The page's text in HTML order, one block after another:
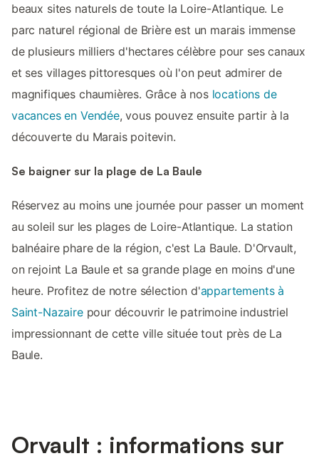
beaux sites naturels de toute la Loire-Atlantique. Le
parc naturel régional de Brière est un marais immense
de plusieurs milliers d'hectares célèbre pour ses canaux
et ses villages pittoresques où l'on peut admirer de
magnifiques chaumières. Grâce à nos locations de
vacances en Vendée, vous pouvez ensuite partir à la
découverte du Marais poitevin.
Se baigner sur la plage de La Baule
Réservez au moins une journée pour passer un moment
au soleil sur les plages de Loire-Atlantique. La station
balnéaire phare de la région, c'est La Baule. D'Orvault,
on rejoint La Baule et sa grande plage en moins d'une
heure. Profitez de notre sélection d'appartements à
Saint-Nazairepour découvrir le patrimoine industriel
impressionnant de cette ville située tout près de La
Baule.
Orvault : informations sur